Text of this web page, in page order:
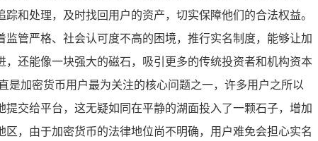
和处理，及时找回用户的资产，切实保障他们的合法权益。
管严格、社会认可度不高的困境，推行实名制度，能够让加
还能像一块强大的磁石，吸引更多的传统投资者和机构资本
是加密货币用户最为关注的核心问题之一，许多用户之所以
交给平台，这无疑如同在平静的湖面投入了一颗石子，增加
，由于加密货币的法律地位尚不明确，用户难免会担心实名